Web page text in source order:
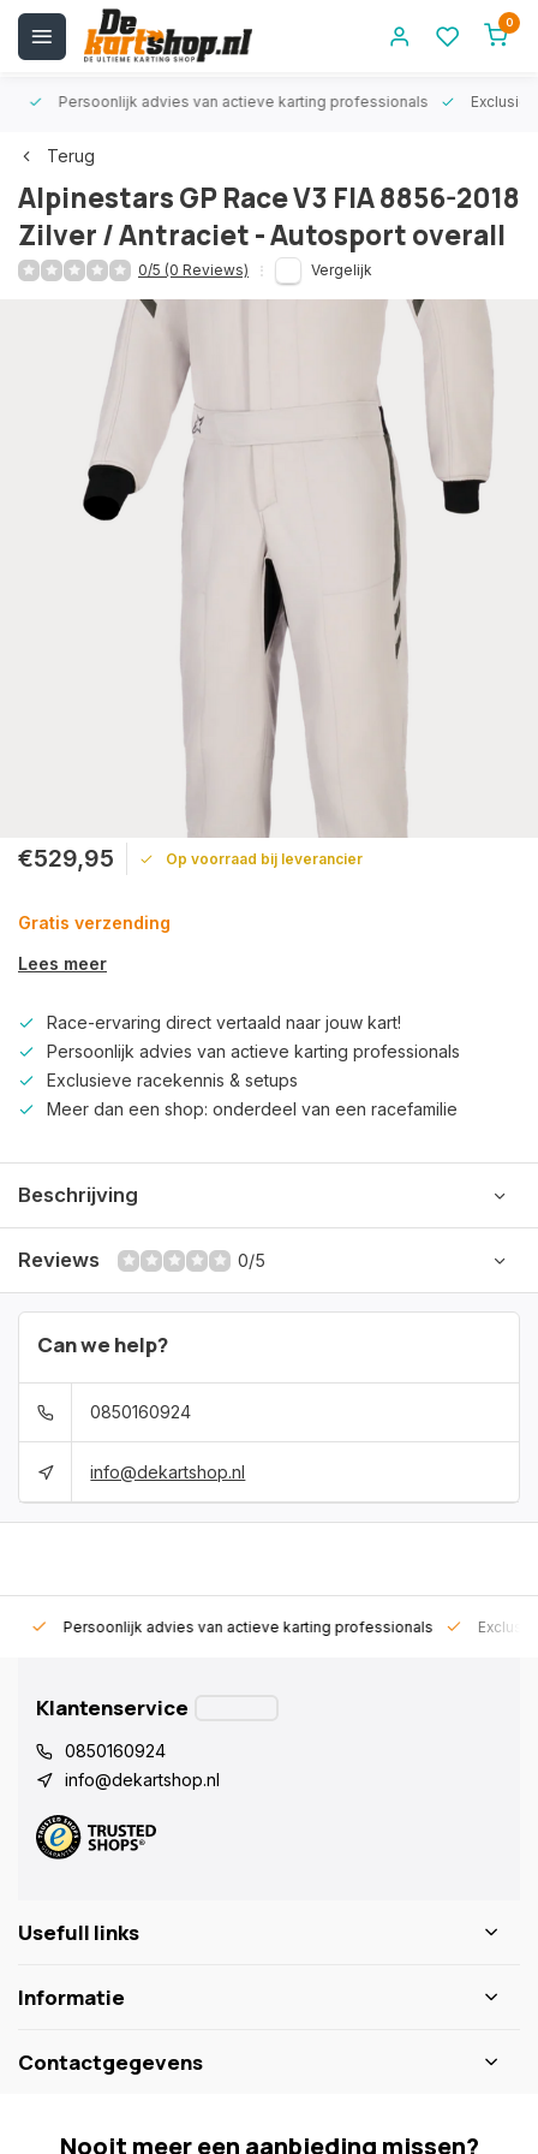
0
Persoonlijk advies van actieve karting professionals
Terug
Alpinestars GP Race V3 FIA 8856-2018
Zilver / Antraciet - Autosport overall
0/5 (0 Reviews) Vergelijk
€529,95 Op voorraad bij leverancier
Gratis verzending
Lees meer
Race-ervaring direct vertaald naar jouw kart!
Persoonlijk advies van actieve karting professionals
Exclusieve racekennis & setups
Meer dan een shop: onderdeel van een racefamilie
Beschrijving
Reviews 0/5
Can we help?
0850160924
info@dekartshop.nl
Persoonlijk advies van actieve karting professionals
Klantenservice
0850160924
info@dekartshop.nl
Usefull links
Informatie
Contactgegevens
Nooit meer een aanbieding missen?